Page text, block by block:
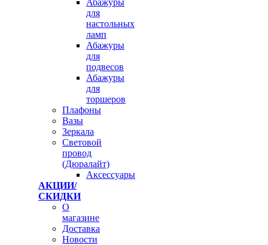
Абажуры
для
настольных
ламп
Абажуры
для
подвесов
Абажуры
для
торшеров
Плафоны
Вазы
Зеркала
Световой
провод
(Дюралайт)
Аксессуары
АКЦИИ/
СКИДКИ
О
магазине
Доставка
Новости